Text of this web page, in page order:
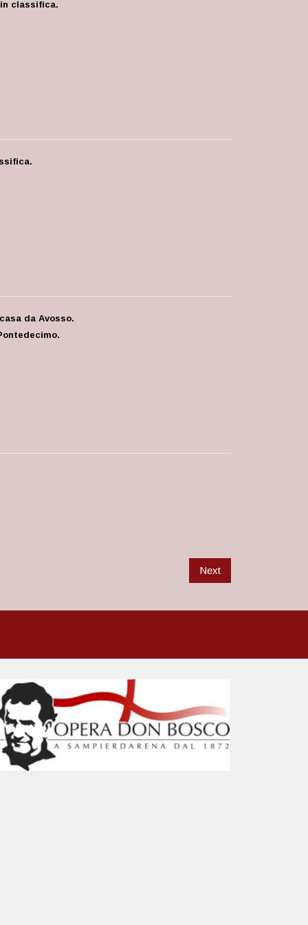
classifica.
da Avosso.
Next